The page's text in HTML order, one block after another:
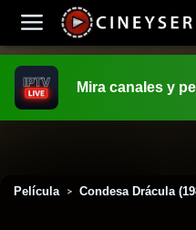
Mira canales y
Película > Condesa Drácula